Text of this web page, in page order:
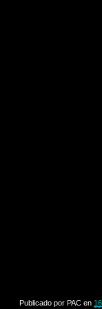
Publicado por PAC en